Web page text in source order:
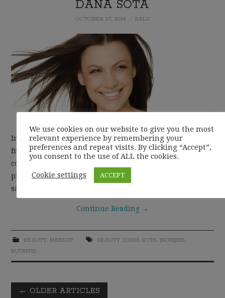
DANA SOTA
OCTOBER 27, 2014 RALU
In acest weekend am avut placerea sa particip la lectia de
frumusete, oferita de Dana Sota, consilier in domeniul
cosmetic. A fost ocazia mea de a o asculta cu mare
placere pe aceasta doamna care ne sfatuieste pe toate
sa…
Continue Reading →
BEAUTY, MAKEUP BEAUTY, DANA SOTA, INGRIJIRE,
NUTRITIE
← OLDER ARTICLES
We use cookies on our website to give you the most
relevant experience by remembering your
preferences and repeat visits. By clicking “Accept”,
you consent to the use of ALL the cookies.
Cookie settings ACCEPT